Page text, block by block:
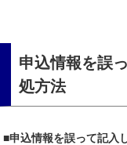
申込情報を誤
処方法
■申込情報を誤って記入